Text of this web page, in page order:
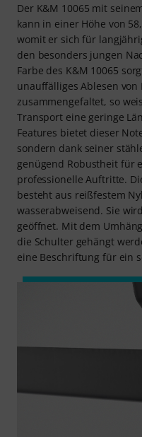
Der K&M 10065 mit
kann in einer Höhe von
womit er sich für
den besonders jungen
Farbe des K&M 10065
unauffälliges Ablesen von
zusammengefaltet, so
Transport eine geringe
Features bietet dieser
sondern dank seiner
genügend Robustheit für
professionelle Auftritte.
besteht aus reißfestem
wasserabweisend. Sie
geöffnet. Mit dem
die Schulter gehängt
eine Beschriftung für ein